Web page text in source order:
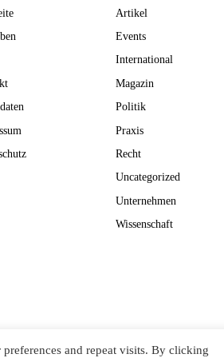
Artikel
Events
International
Magazin
Politik
Praxis
Recht
Uncategorized
Unternehmen
Wissenschaft
and repeat visits. By clicking